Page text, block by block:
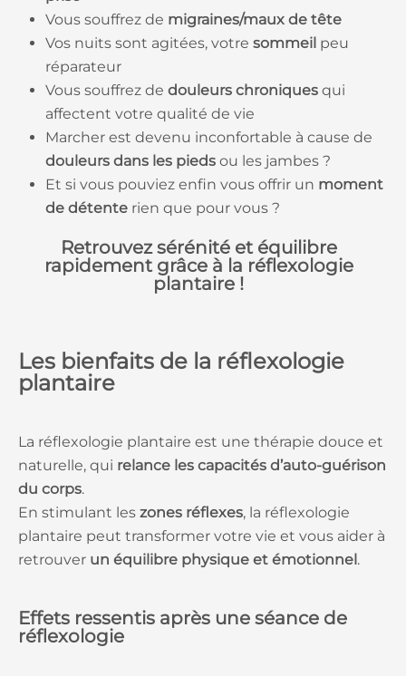
Vous souffrez de migraines/maux de tête
Vos nuits sont agitées, votre sommeil peu
réparateur
Vous souffrez de douleurs chroniques qui
affectent votre qualité de vie
Marcher est devenu inconfortable à cause de
douleurs dans les pieds ou les jambes ?
Et si vous pouviez enfin vous offrir un moment
de détente rien que pour vous ?
Retrouvez sérénité et équilibre
rapidement grâce à la réflexologie
plantaire !
Les bienfaits de la réflexologie
plantaire
La réflexologie plantaire est une thérapie douce et
naturelle, qui relance les capacités d’auto-guérison
du corps.
En stimulant les zones réflexes, la réflexologie
plantaire peut transformer votre vie et vous aider à
retrouver un équilibre physique et émotionnel .
Effets ressentis après une séance de
réflexologie